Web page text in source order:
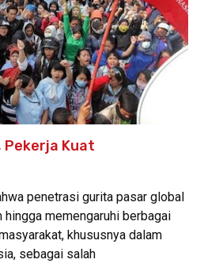
Kuat
penetrasi gurita pasar global
memengaruhi berbagai
khususnya dalam
sebagai salah